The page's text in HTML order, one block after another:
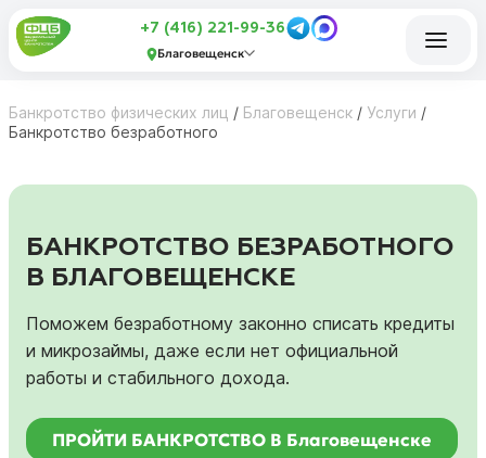
+7 (416) 221-99-36
Благовещенск
Банкротство физических лиц / Благовещенск / Услуги /
Банкротство безработного
БАНКРОТСТВО БЕЗРАБОТНОГО
В БЛАГОВЕЩЕНСКЕ
Поможем безработному законно списать кредиты
и микрозаймы, даже если нет официальной
работы и стабильного дохода.
ПРОЙТИ БАНКРОТСТВО В Благовещенске